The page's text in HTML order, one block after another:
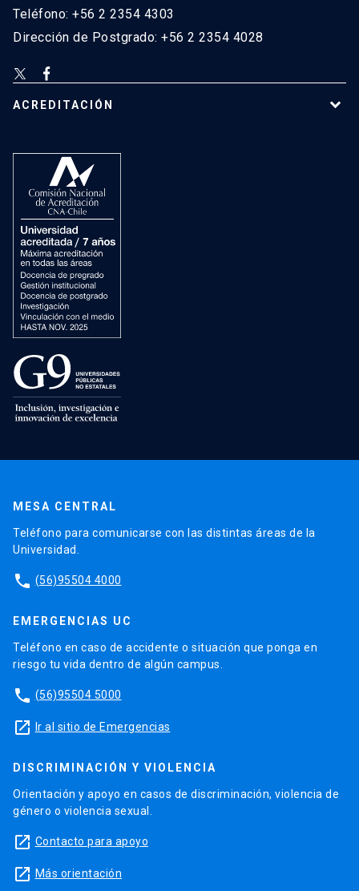
Teléfono: +56 2 2354 4303
Dirección de Postgrado: +56 2 2354 4028
ACREDITACIÓN
MESA CENTRAL
Teléfono para comunicarse con las distintas áreas de la
Universidad.
phone (56)95504 4000
EMERGENCIAS UC
Teléfono en caso de accidente o situación que ponga en
riesgo tu vida dentro de algún campus.
phone (56)95504 5000
launch Ir al sitio de Emergencias
DISCRIMINACIÓN Y VIOLENCIA
Orientación y apoyo en casos de discriminación, violencia de
género o violencia sexual.
launch Contacto para apoyo
launch Más orientación